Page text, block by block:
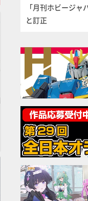
「月刊ホビージ
と訂正